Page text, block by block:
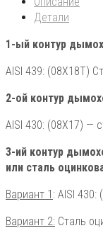
Детали
1-ый контур
AISI 439: (08X18Т)
2-ой контур
AISI 430: (08X17) —
3-ий контур
или сталь
Вариант 1 : AISI
Вариант 2: Сталь